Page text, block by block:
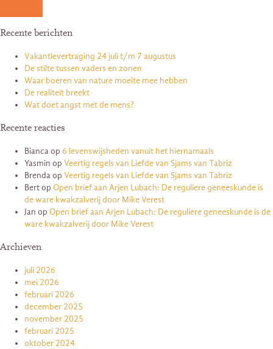
Recente berichten
Vakantievertraging 24 juli t/m 7 augustus
De stilte tussen vaders en zonen
Waar boeren van nature moeite mee hebben
De realiteit breekt
Wat doet angst met de mens?
Recente reacties
Biancaop 6 levenswijsheden vanuit het hiernamaals
Yasmin op Veertig regels van Liefde van Sjams van Tabriz
Brendaop Veertig regels van Liefde van Sjams van Tabriz
Bertop Open brief aan Arjen Lubach: De reguliere geneeskunde is
de ware kwakzalverij door Mike Verest
Jan op Open brief aan Arjen Lubach: De reguliere geneeskunde is de
ware kwakzalverij door Mike Verest
Archieven
juli 2026
mei 2026
februari 2026
december 2025
november 2025
februari 2025
oktober 2024